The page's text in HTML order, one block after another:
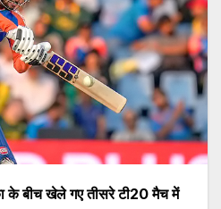
के बीच खेले गए तीसरे टी20 मैच में